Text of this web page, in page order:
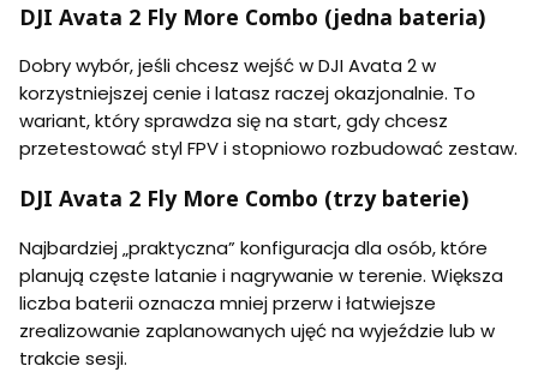
DJI Avata 2 Fly More Combo (jedna bateria)
Dobry wybór, jeśli chcesz wejść w DJI Avata 2 w
korzystniejszej cenie i latasz raczej okazjonalnie. To
wariant, który sprawdza się na start, gdy chcesz
przetestować styl FPV i stopniowo rozbudować zestaw.
DJI Avata 2 Fly More Combo (trzy baterie)
Najbardziej „praktyczna” konfiguracja dla osób, które
planują częste latanie i nagrywanie w terenie. Większa
liczba baterii oznacza mniej przerw i łatwiejsze
zrealizowanie zaplanowanych ujęć na wyjeździe lub w
trakcie sesji.